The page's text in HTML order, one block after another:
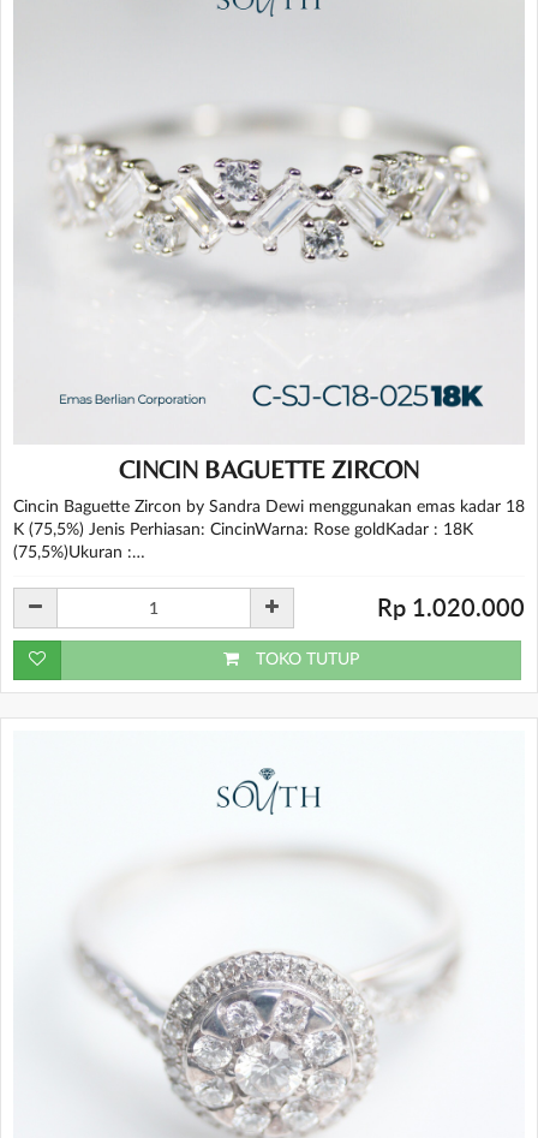
CINCIN BAGUETTE ZIRCON
Cincin Baguette Zircon by Sandra Dewi menggunakan emas kadar 18
K (75,5%) Jenis Perhiasan: CincinWarna: Rose goldKadar : 18K
(75,5%)Ukuran :…
Rp 1.020.000
TOKO TUTUP